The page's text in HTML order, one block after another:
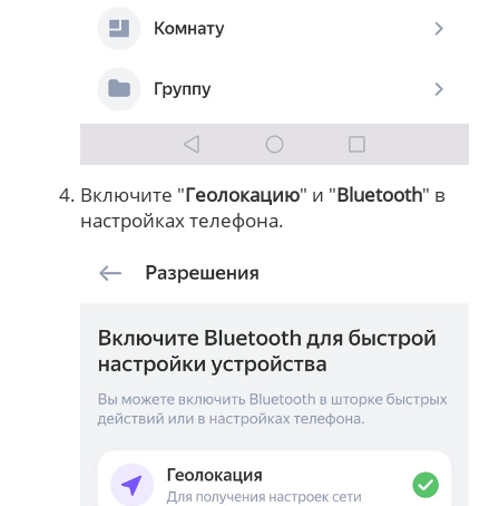
Включите "Геолокацию" и "Bluetooth" в
настройках телефона.